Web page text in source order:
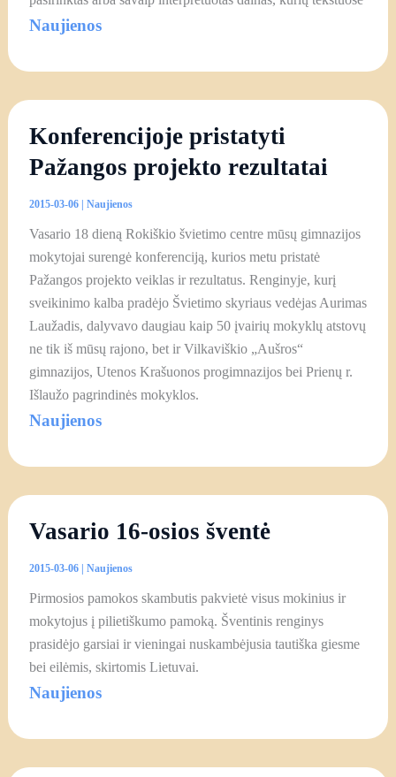
Naujienos
Konferencijoje pristatyti
Pažangos projekto rezultatai
2015-03-06 Naujienos
Vasario 18 dieną Rokiškio švietimo centre mūsų gimnazijos
mokytojai surengė konferenciją, kurios metu pristatė
Pažangos projekto veiklas ir rezultatus. Renginyje, kurį
sveikinimo kalba pradėjo Švietimo skyriaus vedėjas Aurimas
Laužadis, dalyvavo daugiau kaip 50 įvairių mokyklų atstovų
ne tik iš mūsų rajono, bet ir Vilkaviškio „Aušros“
gimnazijos, Utenos Krašuonos progimnazijos bei Prienų r.
Išlaužo pagrindinės mokyklos.
Naujienos
Vasario 16-osios šventė
2015-03-06 Naujienos
Pirmosios pamokos skambutis pakvietė visus mokinius ir
mokytojus į pilietiškumo pamoką. Šventinis renginys
prasidėjo garsiai ir vieningai nuskambėjusia tautiška giesme
bei eilėmis, skirtomis Lietuvai.
Naujienos